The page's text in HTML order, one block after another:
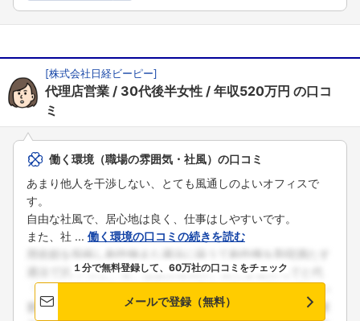
[株式会社日経ビーピー]
代理店営業 30代後半女性 年収520万円 の口コ
ミ
働く環境（職場の雰囲気・社風）の口コミ
あまり他人を干渉しない、とても風通しのよいオフィスで
す。
自由な社風で、居心地は良く、仕事はしやすいです。
また、社 ... 働く環境の口コミの続きを読む
１分で無料登録して、60万社の口コミをチェック
メールで登録（無料）